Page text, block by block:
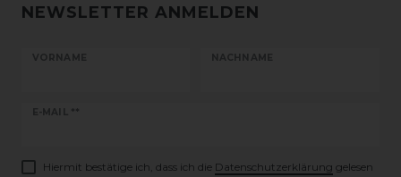
NEWSLETTER ANMELDEN
VORNAME NACHNAME
E-MAIL **
Newsletter
Hiermit bestätige ich, dass ich die Daten­schutz­erklärung gelesen